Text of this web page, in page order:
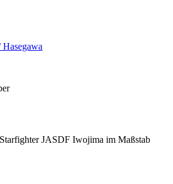
JASDF Iwojima im Maßstab